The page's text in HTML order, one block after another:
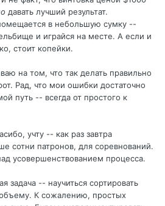
давать лучший результат.
в небольшую сумку --
и играйся на месте. А если и
стоит копейки.
на том, что так делать правильно
Рад, что мои ошибки достаточно
путь -- всегда от простого к
учту -- как раз завтра
сотни патронов, для соревнований.
усовершенствованием процесса.
задача -- научиться сортировать
К сожалению, простых